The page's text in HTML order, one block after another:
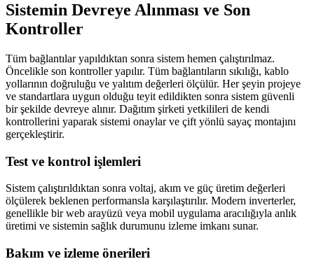
Sistemin Devreye Alınması ve Son
Kontroller
Tüm bağlantılar yapıldıktan sonra sistem hemen çalıştırılmaz.
Öncelikle son kontroller yapılır. Tüm bağlantıların sıkılığı, kablo
yollarının doğruluğu ve yalıtım değerleri ölçülür. Her şeyin projeye
ve standartlara uygun olduğu teyit edildikten sonra sistem güvenli
bir şekilde devreye alınır. Dağıtım şirketi yetkilileri de kendi
kontrollerini yaparak sistemi onaylar ve çift yönlü sayaç montajını
gerçekleştirir.
Test ve kontrol işlemleri
Sistem çalıştırıldıktan sonra voltaj, akım ve güç üretim değerleri
ölçülerek beklenen performansla karşılaştırılır. Modern inverterler,
genellikle bir web arayüzü veya mobil uygulama aracılığıyla anlık
üretimi ve sistemin sağlık durumunu izleme imkanı sunar.
Bakım ve izleme önerileri